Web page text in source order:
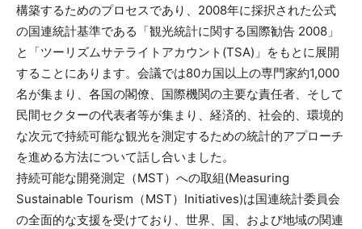
構築するためのプロセスであり、2008年に採択された公式
の国連統計基準である「観光統計に関する国際勧告 2008」
と「ツーリズムサテライトアカウント(TSA)」をもとに展開
することにあります。会議では80カ国以上の専門家約1,000
名が集まり、各国の閣僚、国際機関の主要な責任者、そして
民間セクターの代表者等が集まり、経済的、社会的、環境的
な次元で持続可能な観光を測定するための統計的アプローチ
を進める方法について話し合いました。
持続可能な開発測定（MST）への取組(Measuring
Sustainable Tourism（MST）Initiatives)は国連統計委員会
の全面的な支援を受けており、世界、国、および地域の関連